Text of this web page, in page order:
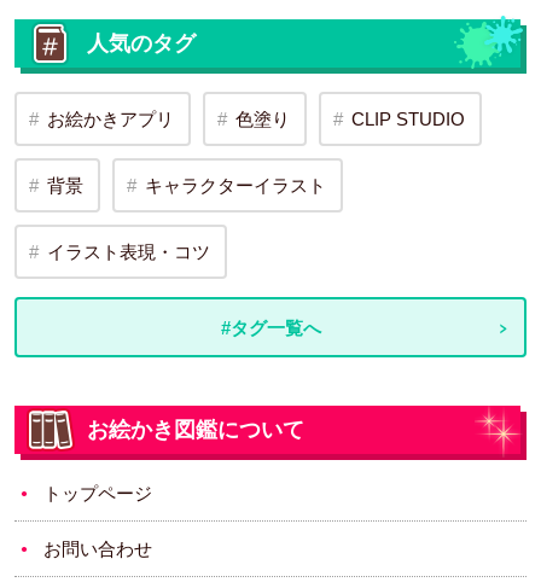
人気のタグ
お絵かきアプリ 色塗り CLIP STUDIO
背景 キャラクターイラスト
イラスト表現・コツ
#タグ一覧へ
お絵かき図鑑について
トップページ
お問い合わせ